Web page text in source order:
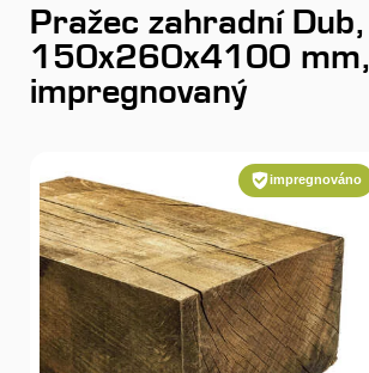
Pražec zahradní Dub,
150x260x4100 mm,
impregnovaný
impregnováno